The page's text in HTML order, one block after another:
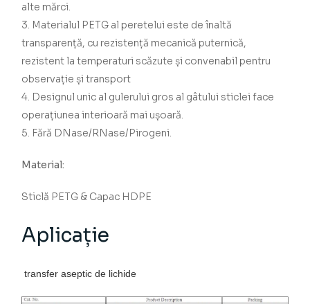
alte mărci.
3. Materialul PETG al peretelui este de înaltă
transparență, cu rezistență mecanică puternică,
rezistent la temperaturi scăzute și convenabil pentru
observație și transport
4. Designul unic al gulerului gros al gâtului sticlei face
operațiunea interioară mai ușoară.
5. Fără DNase/RNase/Pirogeni.
Material:
Sticlă PETG & Capac HDPE
Aplicație
transfer aseptic de lichide